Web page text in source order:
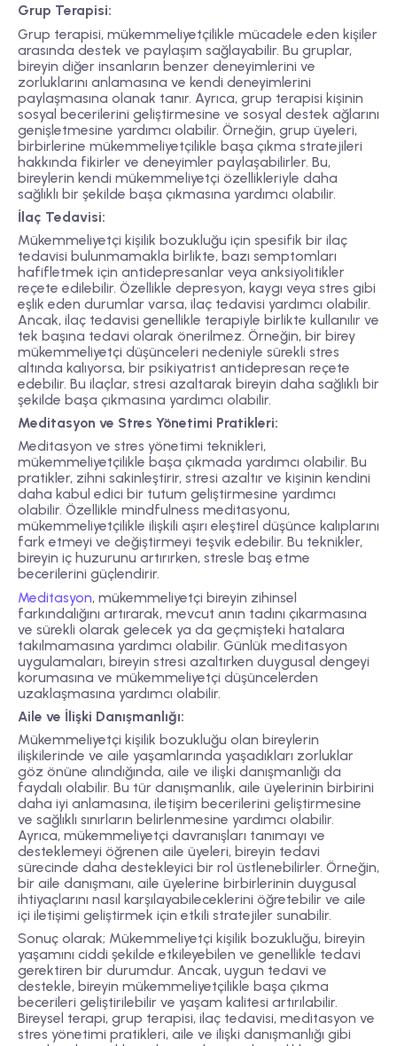
Grup Terapisi:
Grup terapisi, mükemmeliyetçilikle mücadele eden kişiler
arasında destek ve paylaşım sağlayabilir. Bu gruplar,
bireyin diğer insanların benzer deneyimlerini ve
zorluklarını anlamasına ve kendi deneyimlerini
paylaşmasına olanak tanır. Ayrıca, grup terapisi kişinin
sosyal becerilerini geliştirmesine ve sosyal destek ağlarını
genişletmesine yardımcı olabilir. Örneğin, grup üyeleri,
birbirlerine mükemmeliyetçilikle başa çıkma stratejileri
hakkında fikirler ve deneyimler paylaşabilirler. Bu,
bireylerin kendi mükemmeliyetçi özellikleriyle daha
sağlıklı bir şekilde başa çıkmasına yardımcı olabilir.
İlaç Tedavisi:
Mükemmeliyetçi kişilik bozukluğu için spesifik bir ilaç
tedavisi bulunmamakla birlikte, bazı semptomları
hafifletmek için antidepresanlar veya anksiyolitikler
reçete edilebilir. Özellikle depresyon, kaygı veya stres gibi
eşlik eden durumlar varsa, ilaç tedavisi yardımcı olabilir.
Ancak, ilaç tedavisi genellikle terapiyle birlikte kullanılır ve
tek başına tedavi olarak önerilmez. Örneğin, bir birey
mükemmeliyetçi düşünceleri nedeniyle sürekli stres
altında kalıyorsa, bir psikiyatrist antidepresan reçete
edebilir. Bu ilaçlar, stresi azaltarak bireyin daha sağlıklı bir
şekilde başa çıkmasına yardımcı olabilir.
Meditasyon ve Stres Yönetimi Pratikleri:
Meditasyon ve stres yönetimi teknikleri,
mükemmeliyetçilikle başa çıkmada yardımcı olabilir. Bu
pratikler, zihni sakinleştirir, stresi azaltır ve kişinin kendini
daha kabul edici bir tutum geliştirmesine yardımcı
olabilir. Özellikle mindfulness meditasyonu,
mükemmeliyetçilikle ilişkili aşırı eleştirel düşünce kalıplarını
fark etmeyi ve değiştirmeyi teşvik edebilir. Bu teknikler,
bireyin iç huzurunu artırırken, stresle baş etme
becerilerini güçlendirir.
Meditasyon, mükemmeliyetçi bireyin zihinsel
farkındalığını artırarak, mevcut anın tadını çıkarmasına
ve sürekli olarak gelecek ya da geçmişteki hatalara
takılmamasına yardımcı olabilir. Günlük meditasyon
uygulamaları, bireyin stresi azaltırken duygusal dengeyi
korumasına ve mükemmeliyetçi düşüncelerden
uzaklaşmasına yardımcı olabilir.
Aile ve İlişki Danışmanlığı:
Mükemmeliyetçi kişilik bozukluğu olan bireylerin
ilişkilerinde ve aile yaşamlarında yaşadıkları zorluklar
göz önüne alındığında, aile ve ilişki danışmanlığı da
faydalı olabilir. Bu tür danışmanlık, aile üyelerinin birbirini
daha iyi anlamasına, iletişim becerilerini geliştirmesine
ve sağlıklı sınırların belirlenmesine yardımcı olabilir.
Ayrıca, mükemmeliyetçi davranışları tanımayı ve
desteklemeyi öğrenen aile üyeleri, bireyin tedavi
sürecinde daha destekleyici bir rol üstlenebilirler. Örneğin,
bir aile danışmanı, aile üyelerine birbirlerinin duygusal
ihtiyaçlarını nasıl karşılayabileceklerini öğretebilir ve aile
içi iletişimi geliştirmek için etkili stratejiler sunabilir.
Sonuç olarak; Mükemmeliyetçi kişilik bozukluğu, bireyin
yaşamını ciddi şekilde etkileyebilen ve genellikle tedavi
gerektiren bir durumdur. Ancak, uygun tedavi ve
destekle, bireyin mükemmeliyetçilikle başa çıkma
becerileri geliştirilebilir ve yaşam kalitesi artırılabilir.
Bireysel terapi, grup terapisi, ilaç tedavisi, meditasyon ve
stres yönetimi pratikleri, aile ve ilişki danışmanlığı gibi